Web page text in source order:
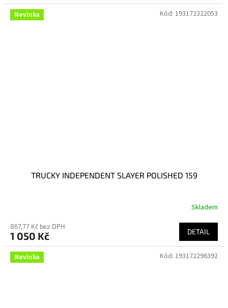
Novinka
TRUCKY INDEPENDENT SLAYER POLISHED 159
Skladem
867,77 Kč bez DPH
1 050 Kč DETAIL
Kód: 193172322053
Novinka Kód: 193172296392